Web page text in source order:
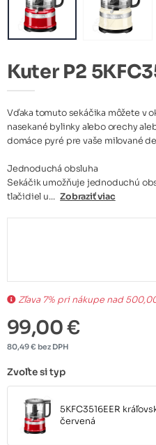
Kuter P2
Vďaka tomuto sekáčika môžete v
nasekané bylinky alebo orechy
domáce pyré pre vaše milované
Jednoduchá obsluha
Sekáčik umožňuje jednoduchú
tlačidiel u... Zobraziť viac
Zľava 7% pri nákupe nad
99,00 €
80,49 € bez DPH
Zvoľte si typ
5KFC3516EER
červená